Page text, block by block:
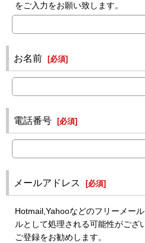
をご入力をお願い致します。
お名前 [必須]
電話番号 [必須]
メールアドレス [必須]
Hotmail,Yahooなどのフリーメー
ルとして処理される可能性がござ
ご登録をお勧めします。